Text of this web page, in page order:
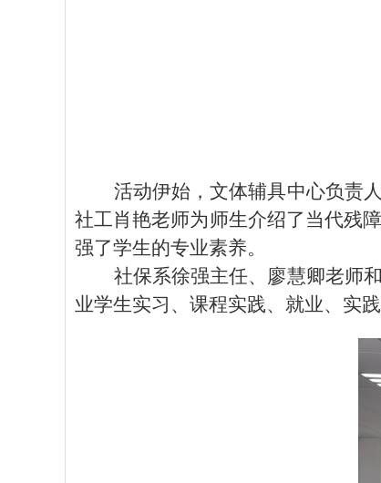
活动伊始，文体辅具中心负责
社工肖艳老师为师生介绍了当代残
强了学生的专业素养。
社保系徐强主任、廖慧卿老师
业学生实习、课程实践、就业、实